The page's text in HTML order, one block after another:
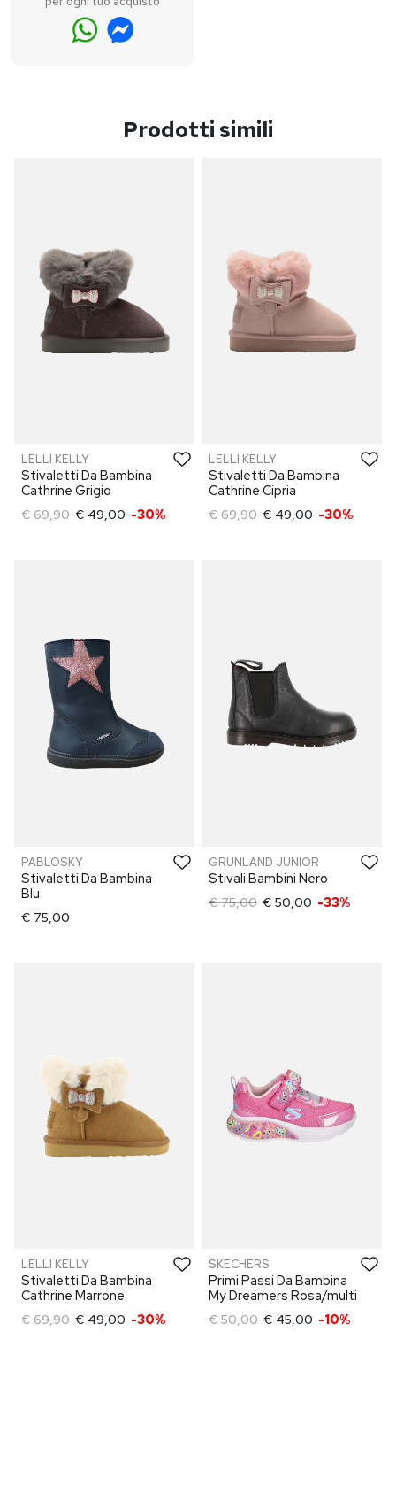
Prodotti simili
LELLI KELLY
Stivaletti Da Bambina
Cathrine Grigio
€ 69,90 € 49,00 -30%
LELLI KELLY
Stivaletti Da Bambina
Cathrine Cipria
€ 69,90 € 49,00 -30%
PABLOSKY
Stivaletti Da Bambina
Blu
€ 75,00
GRUNLAND JUNIOR
Stivali Bambini Nero
€ 75,00 € 50,00 -33%
LELLI KELLY
Stivaletti Da Bambina
Cathrine Marrone
€ 69,90 € 49,00 -30%
SKECHERS
Primi Passi Da Bambina
My Dreamers Rosa/multi
€ 50,00 € 45,00 -10%